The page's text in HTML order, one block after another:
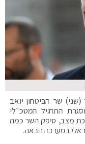
שר הביטחון יואב
התרגיל המטכ״לי
מצב, סיפק השר כמה
במערכה הבאה.